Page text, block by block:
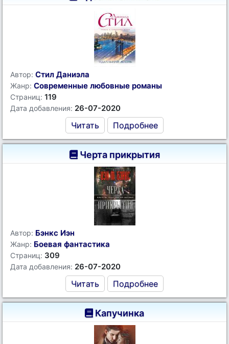
Автор: Стил Даниэла
Жанр: Современные любовные романы
Страниц: 119
Дата добавления: 26-07-2020
Читать Подробнее
Черта прикрытия
Автор: Бэнкс Иэн
Жанр: Боевая фантастика
Страниц: 309
Дата добавления: 26-07-2020
Читать Подробнее
Капучинка